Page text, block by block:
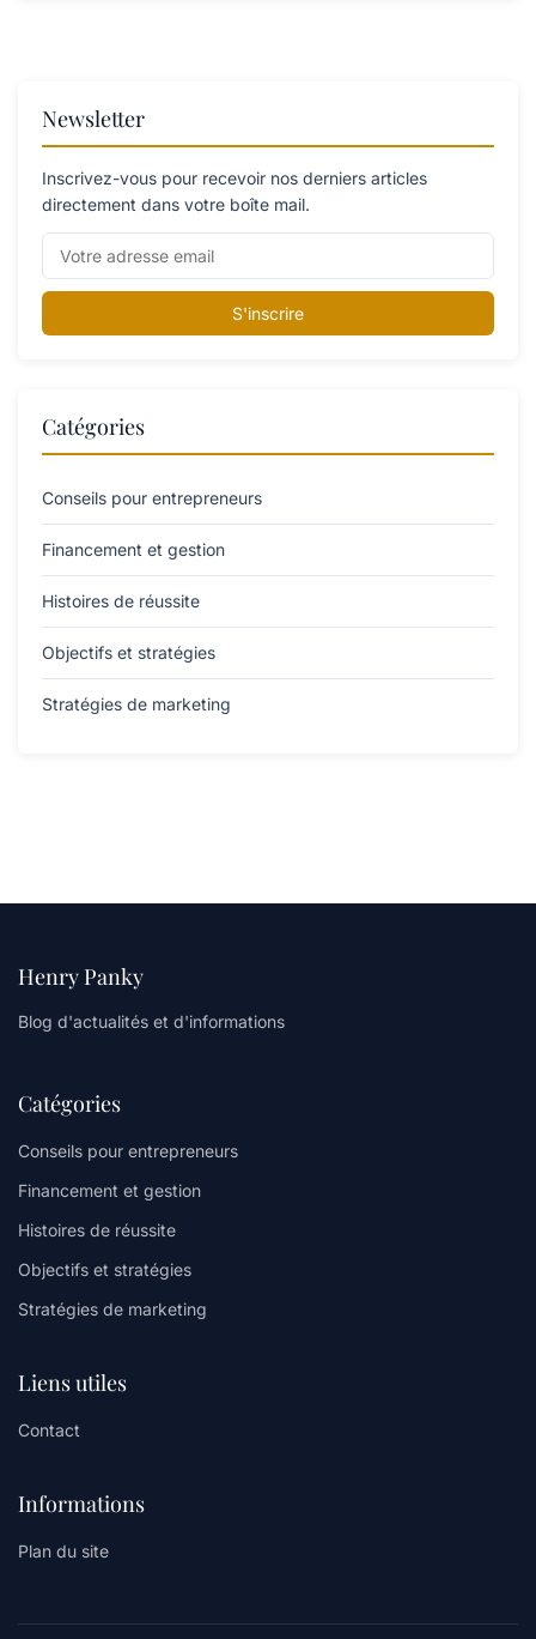
Newsletter
Inscrivez-vous pour recevoir nos derniers articles
directement dans votre boîte mail.
S'inscrire
Catégories
Conseils pour entrepreneurs
Financement et gestion
Histoires de réussite
Objectifs et stratégies
Stratégies de marketing
Henry Panky
Blog d'actualités et d'informations
Catégories
Conseils pour entrepreneurs
Financement et gestion
Histoires de réussite
Objectifs et stratégies
Stratégies de marketing
Liens utiles
Contact
Informations
Plan du site